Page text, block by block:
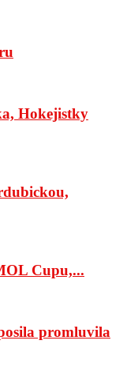
Hokejistky
Cupu,...
promluvila